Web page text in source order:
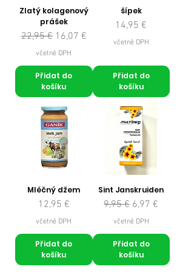
Zlatý kolagenový
prášek
Běžná cena
22,95 € Zvýhodněná cena
16,07 €
včetně DPH
Přidat do
košíku
šípek
Cena
14,95 €
včetně DPH
Přidat do
košíku
Mléčný džem
Cena
12,95 €
včetně DPH
Přidat do
košíku
Sint Janskruiden
Běžná cena
9,95 € Zvýhodněná
6,97 €
včetně DPH
Přidat do
košíku